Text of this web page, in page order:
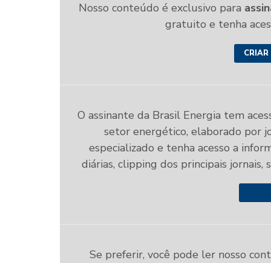
Nosso conteúdo é exclusivo para
gratuito e tenha
O assinante da Brasil Energia tem
setor energético, elaborado por
especializado e tenha acesso a
diárias, clipping dos principais
Se preferir, você pode ler nosso